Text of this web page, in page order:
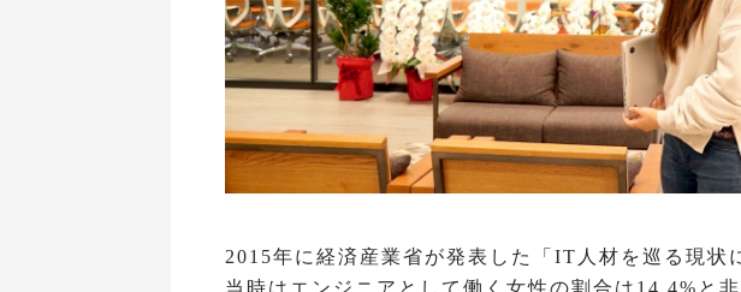
2015年に経済産業省が発表した「IT人材を巡る現状
当時はエンジニアとして働く女性の割合は14.4%と